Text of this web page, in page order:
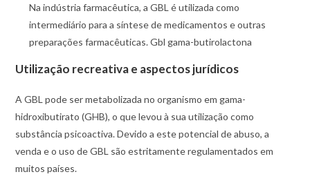
Na indústria farmacêutica, a GBL é utilizada como
intermediário para a síntese de medicamentos e outras
preparações farmacêuticas. Gbl gama-butirolactona
Utilização recreativa e aspectos jurídicos
A GBL pode ser metabolizada no organismo em gama-
hidroxibutirato (GHB), o que levou à sua utilização como
substância psicoactiva. Devido a este potencial de abuso, a
venda e o uso de GBL são estritamente regulamentados em
muitos países.